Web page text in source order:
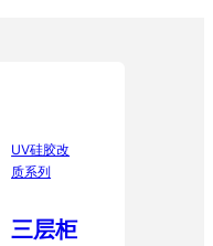
UV硅胶改
质系列
三层柜